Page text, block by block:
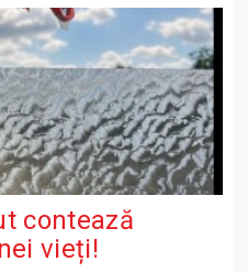
contează
vieți!